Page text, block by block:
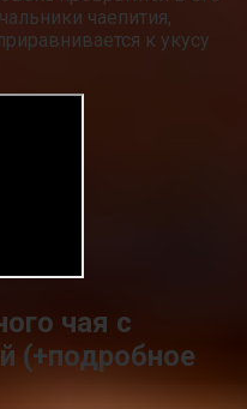
чаепития,
к укусу
чая с
(+подробное